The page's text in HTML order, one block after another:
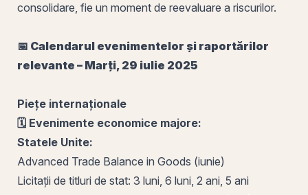
consolidare, fie un moment de reevaluare a riscurilor.
📅 Calendarul evenimentelor și raportărilor
relevante – Marți, 29 iulie 2025
Piețe internaționale
🗓️ Evenimente economice majore:
Statele Unite:
Advanced Trade Balance in Goods (iunie)
Licitații de titluri de stat: 3 luni, 6 luni, 2 ani, 5 ani